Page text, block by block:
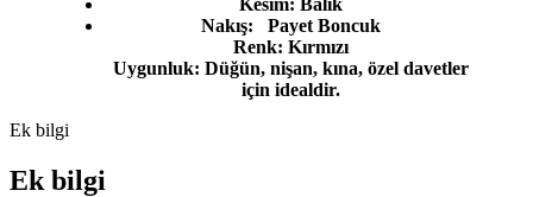
Nakış: Payet Boncuk
Renk: Kırmızı
Uygunluk: Düğün, nişan, kına, özel davetler
için idealdir.
Ek bilgi
Ek bilgi